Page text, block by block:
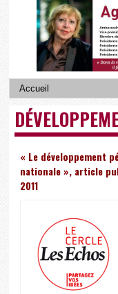
« Le développement
nationale », article
2011